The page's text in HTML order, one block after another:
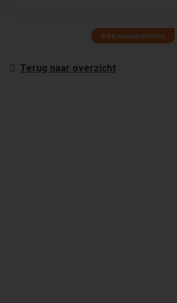
Alle nieuwsitems
Terug naar overzicht